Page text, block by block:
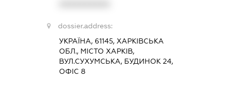
dossier.address:
УКРАЇНА, 61145, ХАРКІВСЬКА
ОБЛ., МІСТО ХАРКІВ,
ВУЛ.СУХУМСЬКА, БУДИНОК 24,
ОФІС 8